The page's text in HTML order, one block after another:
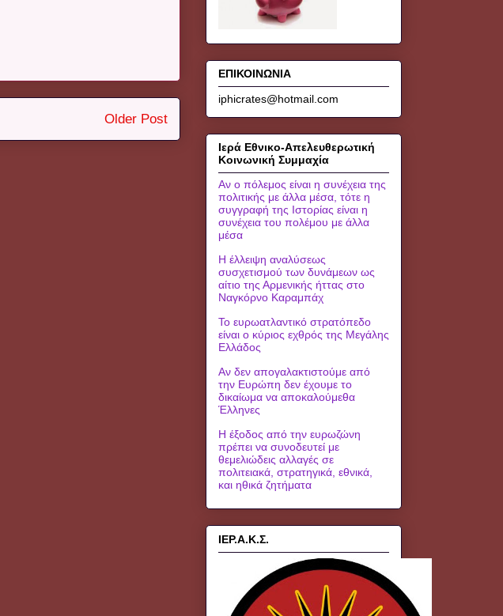
Older Post
ΕΠΙΚΟΙΝΩΝΙΑ
iphicrates@hotmail.com
Ιερά Εθνικο-Απελευθερωτική
Κοινωνική Συμμαχία
Αν ο πόλεμος είναι η συνέχεια της
πολιτικής με άλλα μέσα, τότε η
συγγραφή της Ιστορίας είναι η
συνέχεια του πολέμου με άλλα
μέσα
Η έλλειψη αναλύσεως
συσχετισμού των δυνάμεων ως
αίτιο της Αρμενικής ήττας στο
Ναγκόρνο Καραμπάχ
Το ευρωατλαντικό στρατόπεδο
είναι ο κύριος εχθρός της Μεγάλης
Ελλάδος
Αν δεν απογαλακτιστούμε από
την Ευρώπη δεν έχουμε το
δικαίωμα να αποκαλούμεθα
Έλληνες
Η έξοδος από την ευρωζώνη
πρέπει να συνοδευτεί με
θεμελιώδεις αλλαγές σε
πολιτειακά, στρατηγικά, εθνικά,
και ηθικά ζητήματα
ΙΕΡ.Α.Κ.Σ.